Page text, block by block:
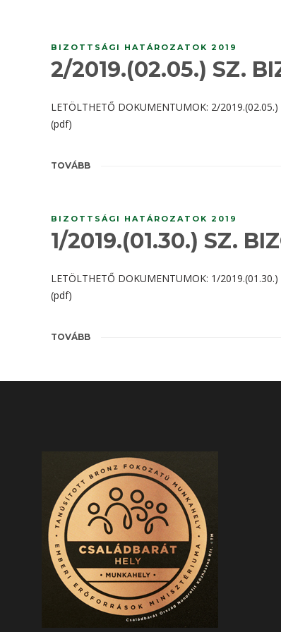
BIZOTTSÁGI HATÁROZATOK 2019
2/2019.(02.05.) SZ.
LETÖLTHETŐ DOKUMENTUMOK: 2/
(pdf)
TOVÁBB
BIZOTTSÁGI HATÁROZATOK 2019
1/2019.(01.30.) SZ.
LETÖLTHETŐ DOKUMENTUMOK: 1/
(pdf)
TOVÁBB